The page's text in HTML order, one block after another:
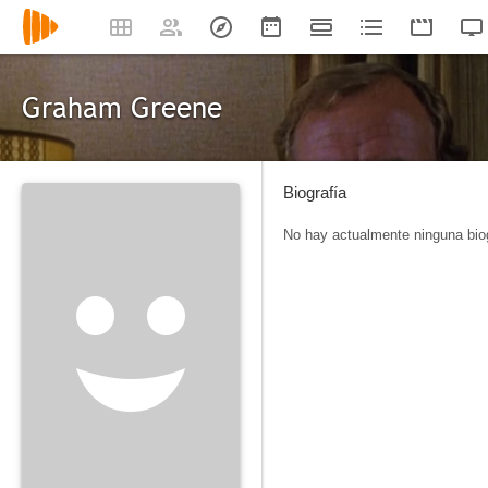
Graham Greene
Biografía
No hay actualmente ninguna